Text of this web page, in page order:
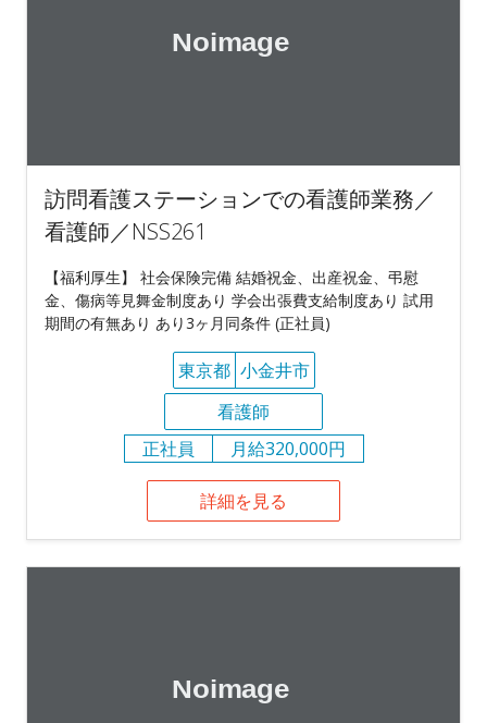
訪問看護ステーションでの看護師業務／
看護師／NSS261
【福利厚生】 社会保険完備 結婚祝金、出産祝金、弔慰
金、傷病等見舞金制度あり 学会出張費支給制度あり 試用
期間の有無あり あり3ヶ月同条件 (正社員)
東京都 小金井市
看護師
正社員
月給320,000円
詳細を見る